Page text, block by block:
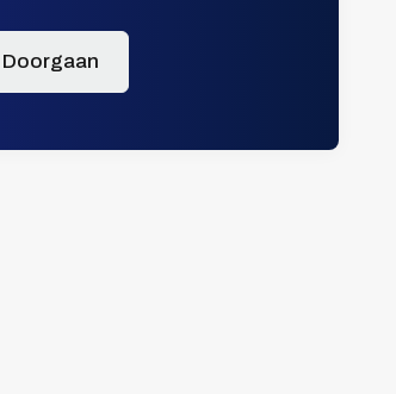
Doorgaan